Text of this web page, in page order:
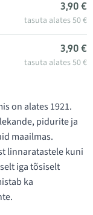
3,90 €
tasuta alates 50 €
3,90 €
tasuta alates 50 €
on alates 1921.
pidurite ja
maailmas.
linnaratastele kuni
iga tõsiselt
ka